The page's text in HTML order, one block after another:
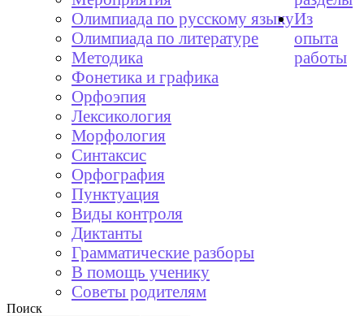
Олимпиада по русскому языку
Олимпиада по литературе
Методика
Фонетика и графика
Орфоэпия
Лексикология
Морфология
Синтаксис
Орфография
Пунктуация
Из
опыта
работы
Виды контроля
Диктанты
Грамматические разборы
В помощь ученику
Советы родителям
Поиск